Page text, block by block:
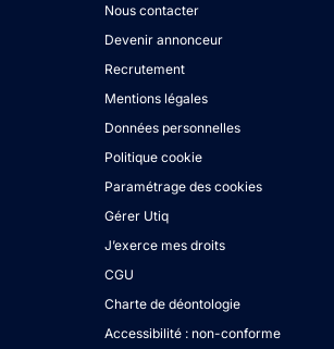
Nous contacter
Devenir annonceur
Recrutement
Mentions légales
Données personnelles
Politique cookie
Paramétrage des cookies
Gérer Utiq
J’exerce mes droits
CGU
Charte de déontologie
Accessibilité : non-conforme